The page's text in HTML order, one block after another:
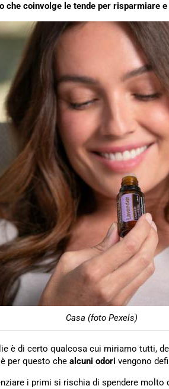
che coinvolge le tende per risparmiare
Casa (foto Pexels)
è di certo qualcosa cui miriamo tutti,
per questo che alcuni odori vengono
i primi si rischia di spendere